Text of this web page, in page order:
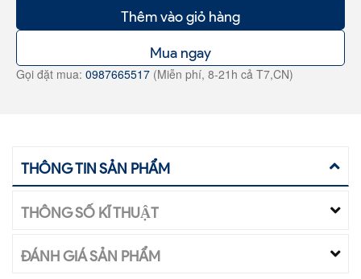
Thêm vào giỏ hàng
Mua ngay
Gọi đặt mua: 0987665517 (Miễn phí, 8-21h cả T7,CN)
THÔNG TIN SẢN PHẨM
THÔNG SỐ KĨ THUẬT
ĐÁNH GIÁ SẢN PHẨM